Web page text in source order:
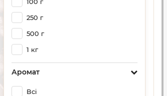
250 г
500 г
1 кг
Аромат
Всі